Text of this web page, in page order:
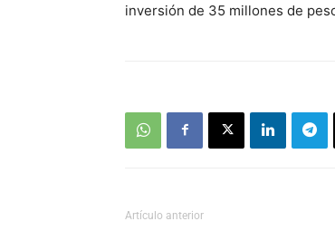
inversión de 35 millones de
Artículo anterior